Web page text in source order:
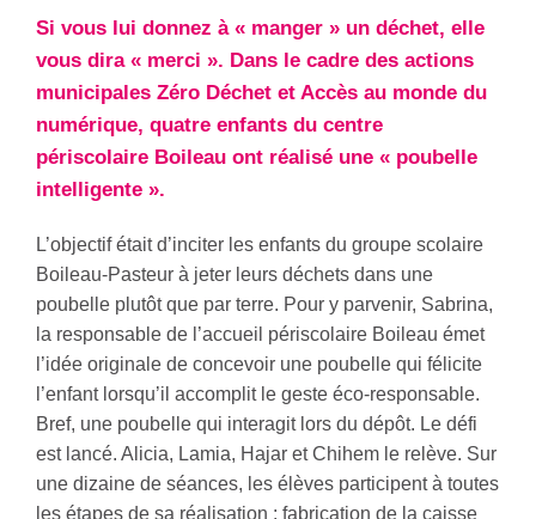
Si vous lui donnez à « manger » un déchet, elle
vous dira « merci ». Dans le cadre des actions
municipales Zéro Déchet et Accès au monde du
numérique, quatre enfants du centre
périscolaire Boileau ont réalisé une « poubelle
intelligente ».
L’objectif était d’inciter les enfants du groupe scolaire
Boileau-Pasteur à jeter leurs déchets dans une
poubelle plutôt que par terre. Pour y parvenir, Sabrina,
la responsable de l’accueil périscolaire Boileau émet
l’idée originale de concevoir une poubelle qui félicite
l’enfant lorsqu’il accomplit le geste éco-responsable.
Bref, une poubelle qui interagit lors du dépôt. Le défi
est lancé. Alicia, Lamia, Hajar et Chihem le relève. Sur
une dizaine de séances, les élèves participent à toutes
les étapes de sa réalisation : fabrication de la caisse